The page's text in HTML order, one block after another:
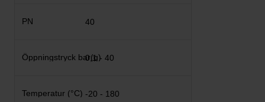
40
0,1 - 40
-20 - 180